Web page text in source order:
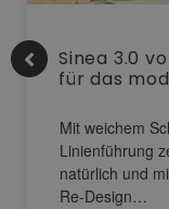
Sinea 3.0
für das
Mit weichem
Linienführung
natürlich und
Re-Design…